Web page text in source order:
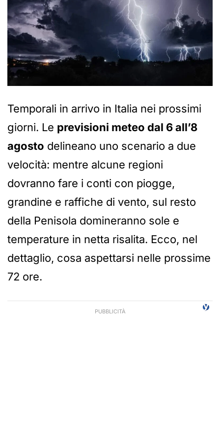
Temporali in arrivo in Italia nei prossimi
giorni. Le previsioni meteo dal 6 all’8
agosto delineano uno scenario a due
velocità: mentre alcune regioni
dovranno fare i conti con piogge,
grandine e raffiche di vento, sul resto
della Penisola domineranno sole e
temperature in netta risalita. Ecco, nel
dettaglio, cosa aspettarsi nelle prossime
72 ore.